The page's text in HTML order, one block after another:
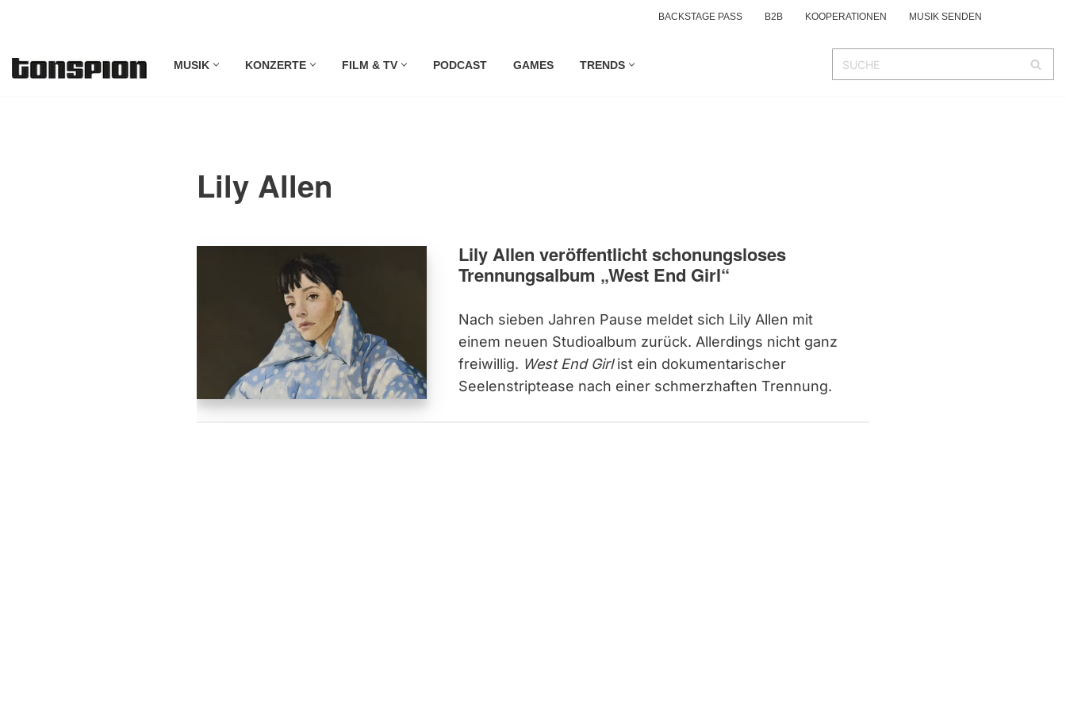
Inhalt
BACKSTAGE PASS B2B KOOPERATIONEN MUSIK SENDEN
MUSIK KONZERTE FILM & TV PODCAST GAMES TRENDS
Lily Allen
Lily Allen veröffentlicht schonungsloses
Trennungsalbum „West End Girl“
Nach sieben Jahren Pause meldet sich Lily Allen mit
einem neuen Studioalbum zurück. Allerdings nicht ganz
freiwillig. West End Girlist ein dokumentarischer
Seelenstriptease nach einer schmerzhaften Trennung.